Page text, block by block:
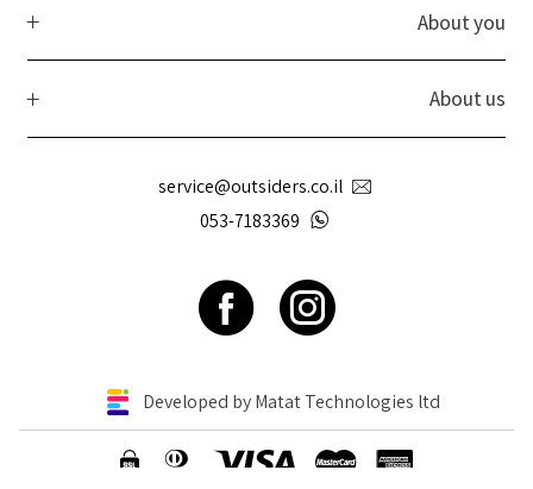
About you
About us
service@outsiders.co.il
053-7183369
Developed by Matat Technologies ltd